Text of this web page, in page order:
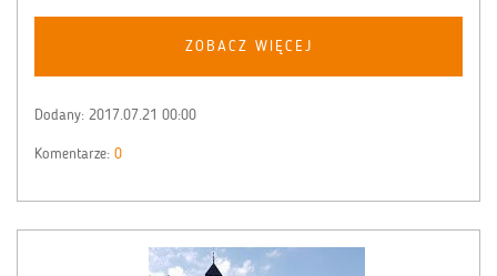
ZOBACZ WIĘCEJ
Dodany: 2017.07.21 00:00
Komentarze: 0